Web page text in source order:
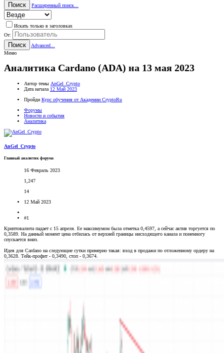
Поиск Расширенный поиск...
Искать только в заголовках
От:
Поиск
Advanced...
Меню
Аналитика Cardano (ADA) на 13 мая 2023
Автор темы AnGel_Crypto
Дата начала 12 Май 2023
Пройди Курс обучения от Академии CryptoRu
Форумы
Новости и события
Аналитика
AnGel_Crypto
Главный аналитик форума
16 Февраль 2023
1,247
14
12 Май 2023
#1
Криптовалюта падает с 15 апреля. Ее максимумом была отметка 0,4597, а сейчас актив торгуется по
0,3589. На данный момент цена отбилась от верхней границы нисходящего канала и понемногу
спускается вниз.
Идея для Cardano на следующие сутки примерно такая: вход в продажи по отложенному ордеру на
0,3628. Тейк-профит - 0,3490, стоп - 0,3674.